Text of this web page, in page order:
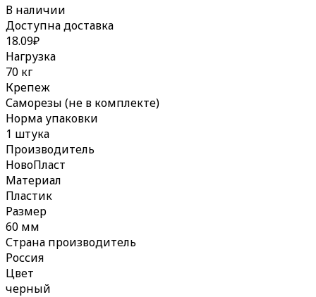
В наличии
Доступна доставка
18.09₽
Нагрузка
70 кг
Крепеж
Саморезы (не в комплекте)
Норма упаковки
1 штука
Производитель
НовоПласт
Материал
Пластик
Размер
60 мм
Страна производитель
Россия
Цвет
черный